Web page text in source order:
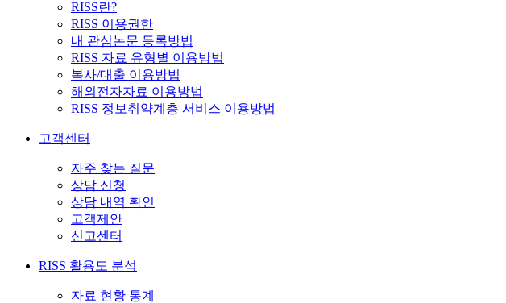
RISS란?
RISS 이용권한
내 관심논문 등록방법
RISS 자료 유형별 이용방법
복사/대출 이용방법
해외전자자료 이용방법
RISS 정보취약계층 서비스 이용방법
고객센터
자주 찾는 질문
상담 신청
상담 내역 확인
고객제안
신고센터
RISS 활용도 분석
자료 현황 통계